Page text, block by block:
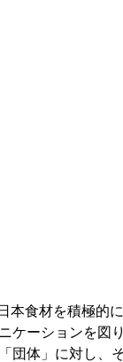
本食材を積極的に
ケーションを図
団体」に対し、